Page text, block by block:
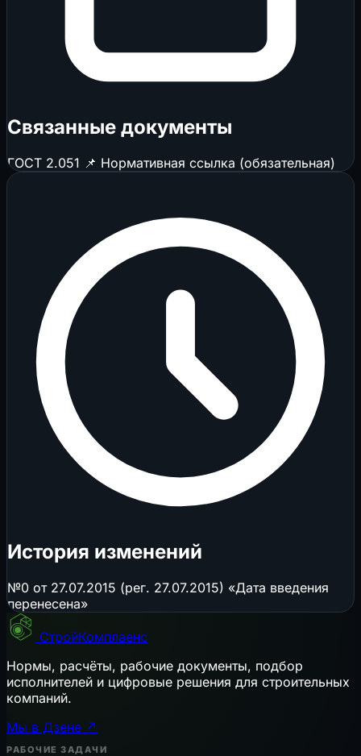
Связанные документы
ГОСТ 2.051 📌 Нормативная ссылка (обязательная)
История изменений
№0 от 27.07.2015 (рег. 27.07.2015) «Дата введения
перенесена»
СтройКомплаенс
Нормы, расчёты, рабочие документы, подбор
исполнителей и цифровые решения для строительных
компаний.
Мы в Дзене ↗
РАБОЧИЕ ЗАДАЧИ